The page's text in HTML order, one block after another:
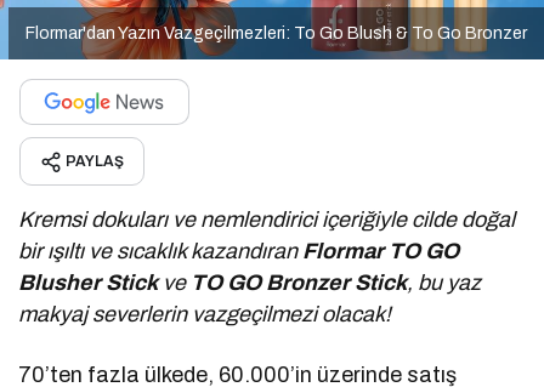
Flormar'dan Yazın Vazgeçilmezleri: To Go Blush & To Go Bronzer
PAYLAŞ
Kremsi dokuları ve nemlendirici içeriğiyle cilde doğal
bir ışıltı ve sıcaklık kazandıran Flormar TO GO
Blusher Stickve TO GO Bronzer Stick, bu yaz
makyaj severlerin vazgeçilmezi olacak!
70’ten fazla ülkede, 60.000’in üzerinde satış